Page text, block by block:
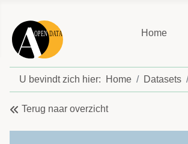
Home
U bevindt zich hier: Home Datasets
Terug naar overzicht